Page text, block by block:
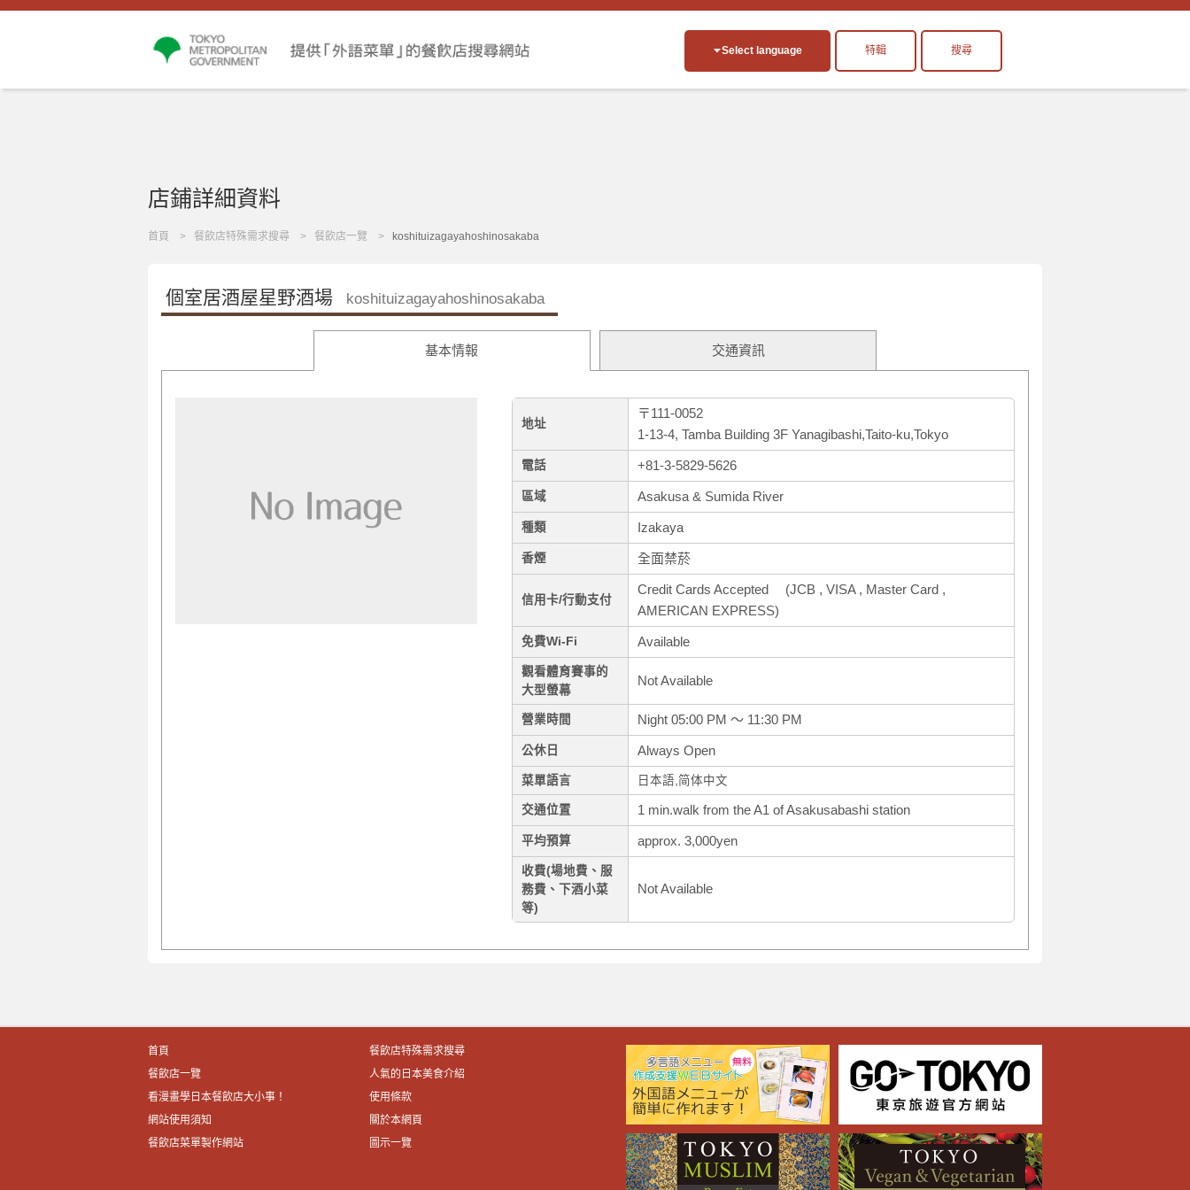
Select language 特輯 搜尋
店鋪詳細資料
首頁 餐飲店特殊需求搜尋 餐飲店一覽 koshituizagayahoshinosakaba
個室居酒屋星野酒場 koshituizagayahoshinosakaba
基本情報 交通資訊
地址
〒111-0052
1-13-4, Tamba Building 3F Yanagibashi,Taito-ku,Tokyo
電話 +81-3-5829-5626
區域 Asakusa & Sumida River
種類 Izakaya
香煙 全面禁菸
信用卡/行動支付
Credit Cards Accepted (JCB , VISA , Master Card ,
AMERICAN EXPRESS)
免費Wi-Fi Available
觀看體育賽事的
大型螢幕
Not Available
營業時間 Night 05:00 PM ～ 11:30 PM
公休日 Always Open
菜單語言 日本語,简体中文
交通位置 1 min.walk from the A1 of Asakusabashi station
平均預算 approx. 3,000yen
收費(場地費、服
務費、下酒小菜
等)
Not Available
首頁
餐飲店特殊需求搜尋
餐飲店一覽
人氣的日本美食介紹
看漫畫學日本餐飲店大小事！
使用條款
網站使用須知
關於本網頁
餐飲店菜單製作網站
圖示一覽